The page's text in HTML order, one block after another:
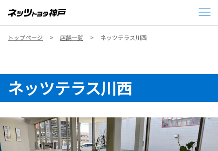
トップページ 店舗一覧 ネッツテラス川西
ネッツテラス川西